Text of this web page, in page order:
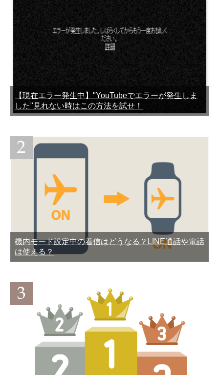
初期化したiPhoneって元に
戻せる？リセットしても復
元する方法
【現在エラー発生中】"YouTubeでエラーが発生しま
した"見れない時はこの方法を試せ！
機内モード設定中の着信はどうなる？LINE通話や電話
は使える？